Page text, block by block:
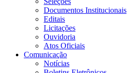
Documentos Institucionais
Editais
Licitações
Ouvidoria
Atos Oficiais
Comunicação
Notícias